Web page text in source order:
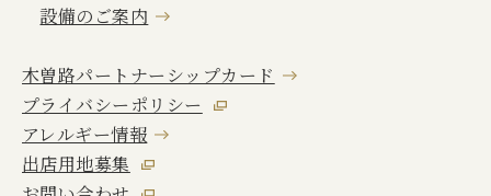
プライバシーポリシー
キャンセルポリシー
アレルギー情報
設備のご案内
木曽路パートナーシップカード
プライバシーポリシー
アレルギー情報
出店用地募集